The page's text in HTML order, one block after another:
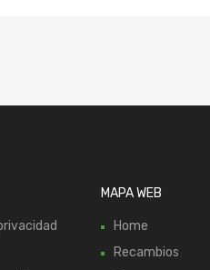
MAPA WEB
Home
Recambios